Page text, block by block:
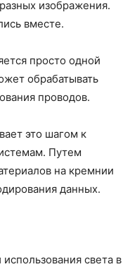
изображения.
вместе.
просто одной
обрабатывать
проводов.
это шагом к
Путем
на кремнии
данных.
света в